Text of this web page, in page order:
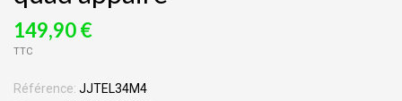
149,90 €
TTC
Référence: JJTEL34M4